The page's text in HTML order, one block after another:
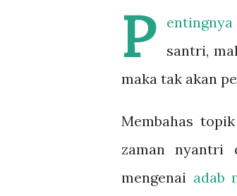
P
santri,
maka tak akan
Membahas
zaman nyantri
mengenai adab